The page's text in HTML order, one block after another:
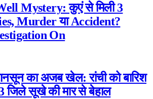
Mystery: कुएं से मिली 3
Murder या Accident?
On
का अजब खेल: रांची को बारिश
जिले सूखे की मार से बेहाल